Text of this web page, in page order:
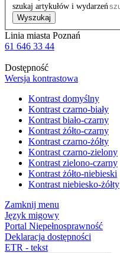
szukaj artykułów i wydarzeń
Wyszukaj
Linia miasta Poznań
61 646 33 44
Dostępność
Wersja kontrastowa
Kontrast domyślny
Kontrast czarno-biały
Kontrast biało-czarny
Kontrast żółto-czarny
Kontrast czarno-żółty
Kontrast czarno-zielony
Kontrast zielono-czarny
Kontrast żółto-niebieski
Kontrast niebiesko-żółty
Zamknij menu
Język migowy
Portal Niepełnosprawność
Deklaracja dostępności
ETR - tekst